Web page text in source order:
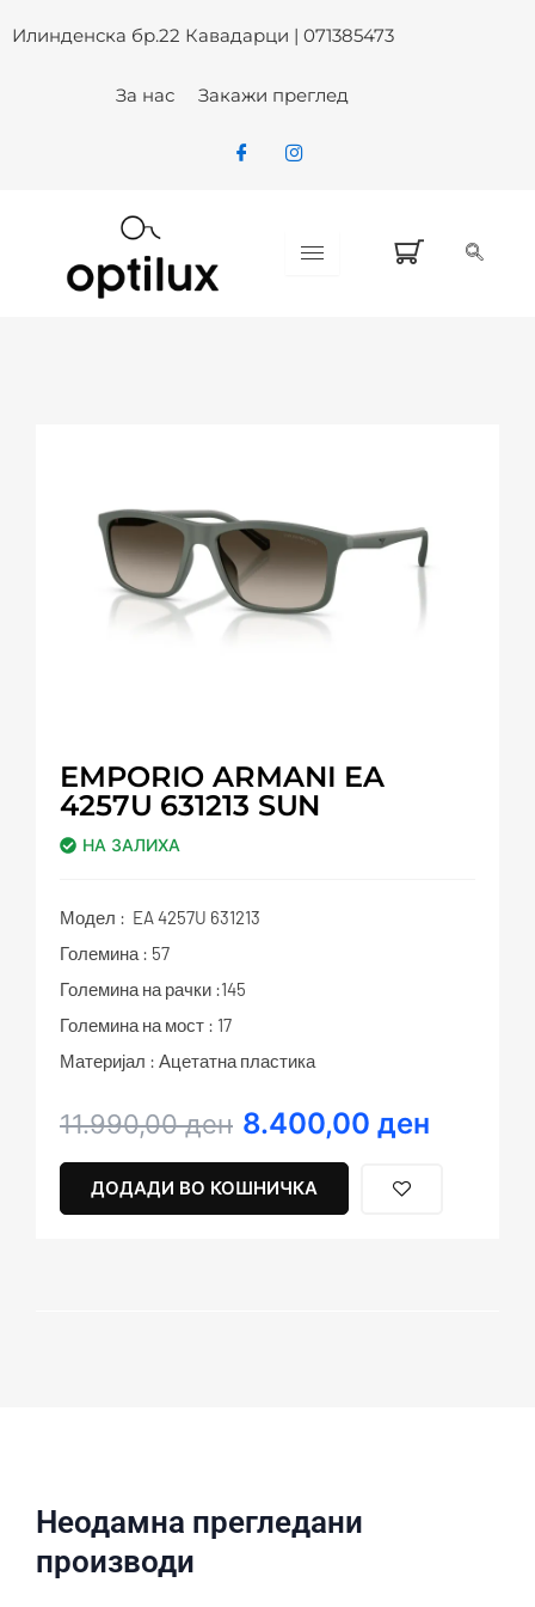
toИлинденска бр.22 Кавадарци | 071385473
За нас Закажи преглед
EMPORIO ARMANI EA
4257U 631213 SUN
НА ЗАЛИХА
Модел : EA 4257U 631213
Големина : 57
Големина на рачки :145
Големина на мост : 17
Материјал : Ацетатна пластика
11.990,00ден
Original
was:
11.990,00 ден.
8.400,00 ден
Current
8.400,00 ден.
ДОДАДИ ВО КОШНИЧКА
Неодамна прегледани
производи